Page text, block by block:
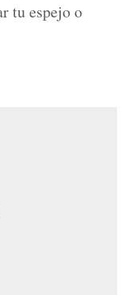
tu espejo o